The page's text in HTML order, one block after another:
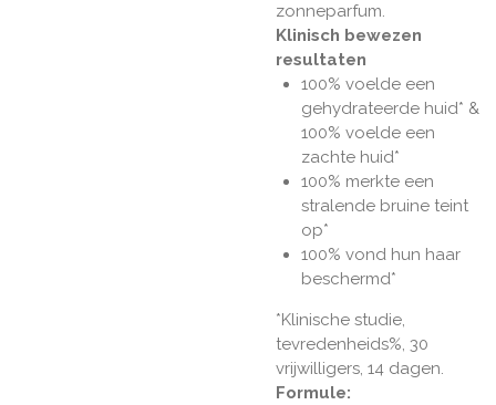
zonneparfum.
Klinisch bewezen
resultaten
100% voelde een
gehydrateerde huid* &
100% voelde een
zachte huid*
100% merkte een
stralende bruine teint
op*
100% vond hun haar
beschermd*
*Klinische studie,
tevredenheids%, 30
vrijwilligers, 14 dagen.
Formule: